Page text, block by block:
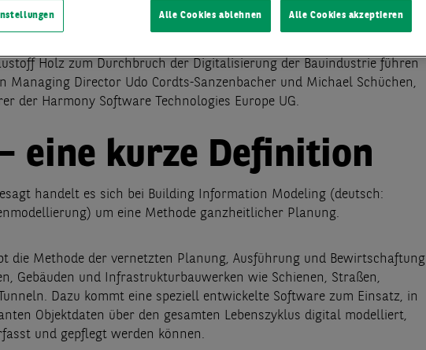
Produktivitätswachstum. Building Information Modeling, kurz
als Chance, den digitalen Wandel in der Bau- und
Holz zum Durchbruch der Digitalisierung der Bauindustrie führen
Managing Director Udo Cordts-Sanzenbacher und Michael Schüchen,
der Harmony Software Technologies Europe UG.
eine kurze Definition
handelt es sich bei Building Information Modeling (deutsch:
um eine Methode ganzheitlicher Planung.
die Methode der vernetzten Planung, Ausführung und Bewirtschaftung
Gebäuden und Infrastrukturbauwerken wie Schienen, Straßen,
Dazu kommt eine speziell entwickelte Software zum Einsatz, in
Objektdaten über den gesamten Lebenszyklus digital modelliert,
und gepflegt werden können.
Alle Cookies ablehnen Alle Cookies akzeptieren